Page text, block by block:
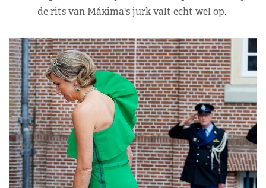
de rits van Máxima's jurk valt echt wel op.